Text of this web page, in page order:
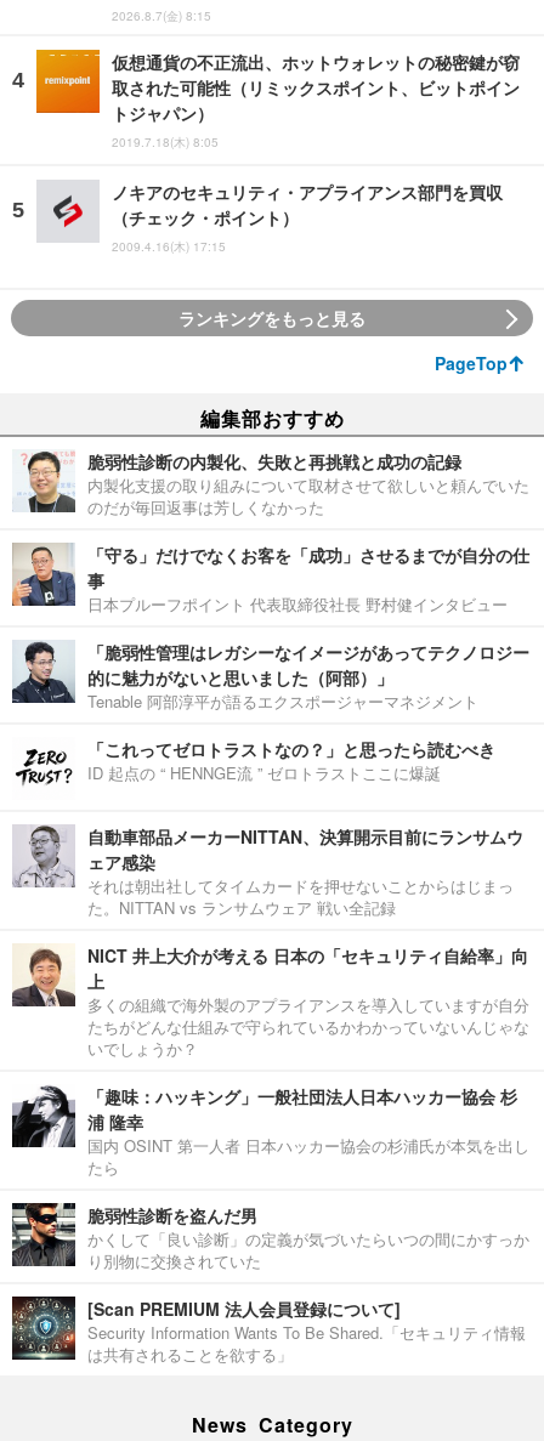
2026.8.7(金) 8:15
仮想通貨の不正流出、ホットウォレットの秘密鍵が窃
取された可能性（リミックスポイント、ビットポイン
トジャパン）
2019.7.18(木) 8:05
ノキアのセキュリティ・アプライアンス部門を買収
（チェック・ポイント）
2009.4.16(木) 17:15
ランキングをもっと見る
PageTop
編集部おすすめ
脆弱性診断の内製化、失敗と再挑戦と成功の記録
内製化支援の取り組みについて取材させて欲しいと頼んでいた
のだが毎回返事は芳しくなかった
「守る」だけでなくお客を「成功」させるまでが自分の仕
事
日本プルーフポイント 代表取締役社長 野村健インタビュー
「脆弱性管理はレガシーなイメージがあってテクノロジー
的に魅力がないと思いました（阿部）」
Tenable 阿部淳平が語るエクスポージャーマネジメント
「これってゼロトラストなの？」と思ったら読むべき
ID 起点の “ HENNGE流 ” ゼロトラストここに爆誕
自動車部品メーカーNITTAN、決算開示目前にランサムウ
ェア感染
それは朝出社してタイムカードを押せないことからはじまっ
た。NITTAN vs ランサムウェア 戦い全記録
NICT 井上大介が考える 日本の「セキュリティ自給率」向
上
多くの組織で海外製のアプライアンスを導入していますが自分
たちがどんな仕組みで守られているかわかっていないんじゃな
いでしょうか？
「趣味：ハッキング」一般社団法人日本ハッカー協会 杉
浦 隆幸
国内 OSINT 第一人者 日本ハッカー協会の杉浦氏が本気を出し
たら
脆弱性診断を盗んだ男
かくして「良い診断」の定義が気づいたらいつの間にかすっか
り別物に交換されていた
[Scan PREMIUM 法人会員登録について]
Security Information Wants To Be Shared.「セキュリティ情報
は共有されることを欲する」
News Category